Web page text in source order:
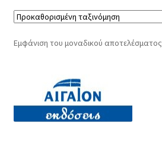
Εμφάνιση του μοναδικού αποτελέσματος